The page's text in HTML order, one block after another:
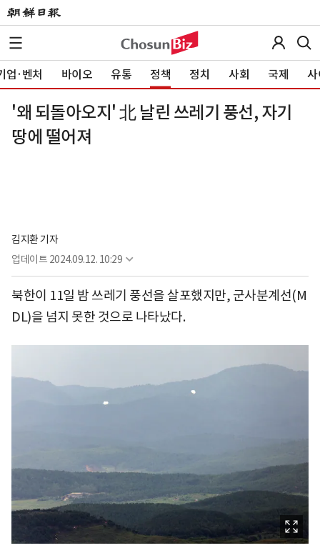
업·벤처 바이오 유통 정책 정치 사회 국제 사
'왜 되돌아오지' 北 날린 쓰레기 풍선, 자기
땅에 떨어져
김지환 기자
업데이트 2024.09.12. 10:29
북한이 11일 밤 쓰레기 풍선을 살포했지만, 군사분계선(M
DL)을 넘지 못한 것으로 나타났다.